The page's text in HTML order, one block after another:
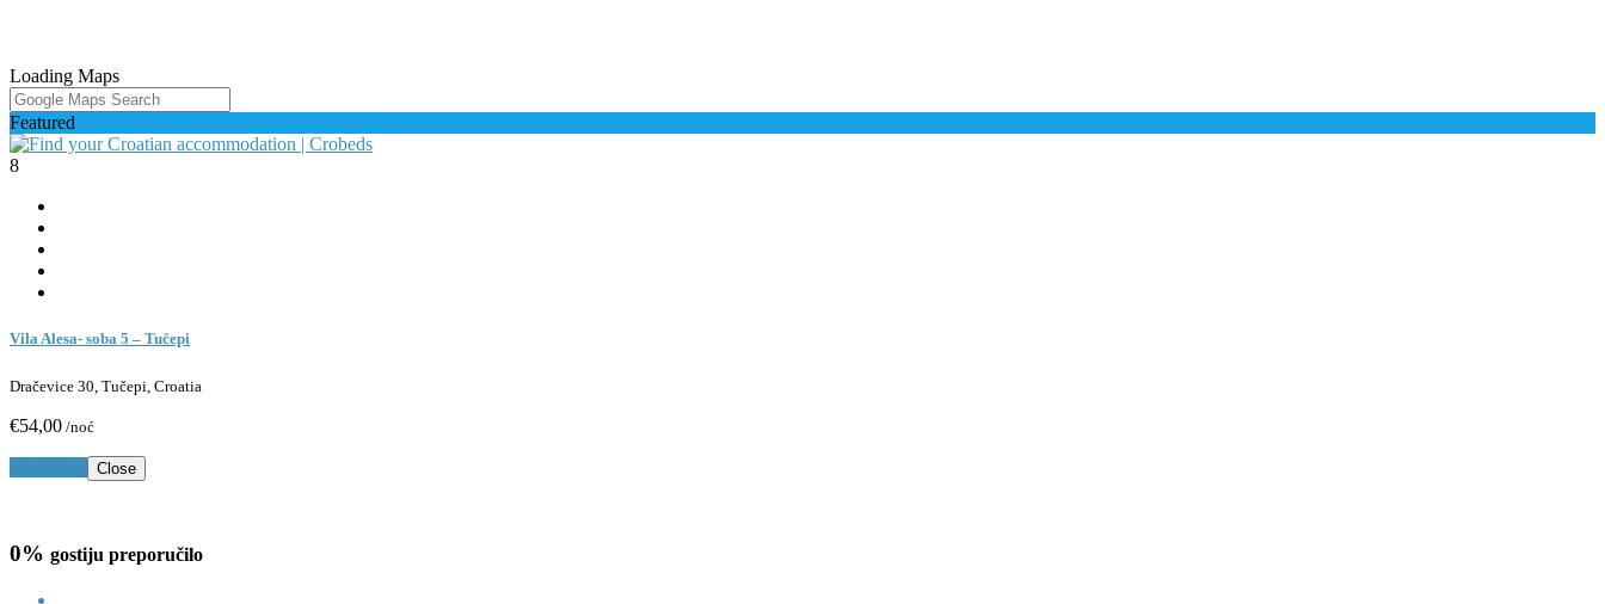
Loading Maps
Featured
8
Vila Alesa- soba 5 – Tučepi
Dračevice 30, Tučepi, Croatia
€54,00 /noć
Close
0% gostiju preporučilo